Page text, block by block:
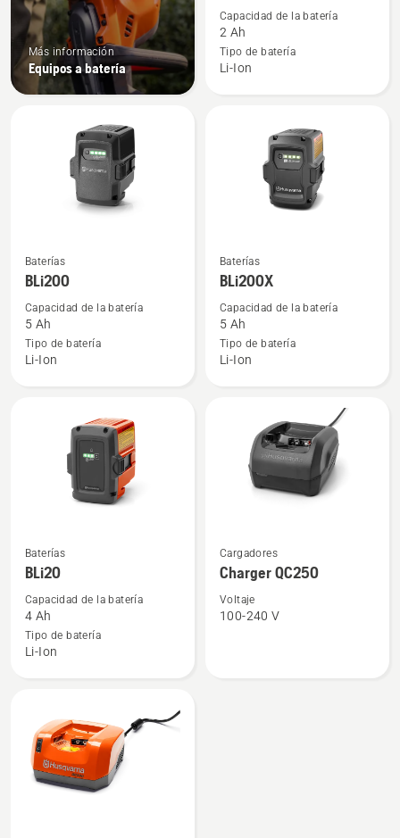
Más información
Equipos a batería
sobre
BLi10
Capacidad de la batería
2 Ah
Tipo de batería
Li-Ion
Ver
más
sobre
BLi200
Baterías
BLi200
Capacidad de la batería
5 Ah
Tipo de batería
Li-Ion
Ver
más
sobre
BLi200X
Baterías
BLi200X
Capacidad de la batería
5 Ah
Tipo de batería
Li-Ion
Ver
más
sobre
BLi20
Baterías
BLi20
Capacidad de la batería
4 Ah
Tipo de batería
Li-Ion
Ver
más
sobre
Cargadores
Charger QC250
Voltaje
100-240 V